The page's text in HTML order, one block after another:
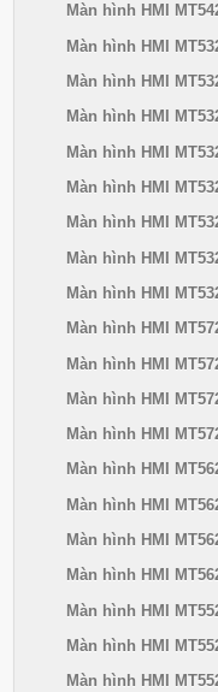
Màn hình HMI
Màn hình HMI
Màn hình HMI
Màn hình HMI
Màn hình HMI
Màn hình HMI
Màn hình HMI
Màn hình HMI
Màn hình HMI
Màn hình HMI
Màn hình HMI
Màn hình HMI
Màn hình HMI
Màn hình HMI
Màn hình HMI
Màn hình HMI
Màn hình HMI
Màn hình HMI
Màn hình HMI
Màn hình HMI